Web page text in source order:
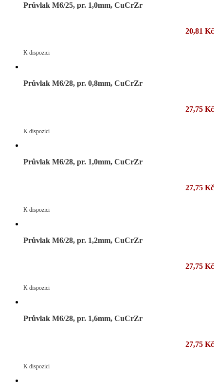
Průvlak M6/25, pr. 1,0mm, CuCrZr
20,81 Kč
K dispozici
Průvlak M6/28, pr. 0,8mm, CuCrZr
27,75 Kč
K dispozici
Průvlak M6/28, pr. 1,0mm, CuCrZr
27,75 Kč
K dispozici
Průvlak M6/28, pr. 1,2mm, CuCrZr
27,75 Kč
K dispozici
Průvlak M6/28, pr. 1,6mm, CuCrZr
27,75 Kč
K dispozici